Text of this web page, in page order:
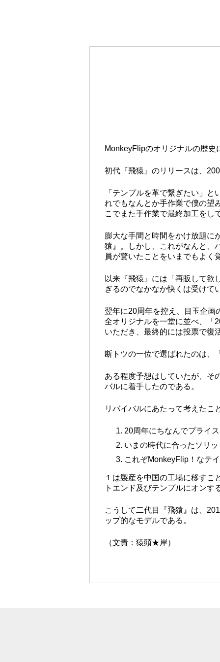
MonkeyFlipのオリジナルの歴史
初代『飛猿』のリリースは、
「テンプルを革で繋ぎたい」
れでもなんとか手作業で僕の望
こでまた手作業で最終加工をし
膨大な手間と時間をかけ放題に
猿』。しかし、これがなんと、
員が驚いたことをいまでもよく
以来『飛猿』には「再販して欲
ぎるのでなかなか快くは受けて
翌年に20周年を控え、目玉企画
全オリジナルを一堂に並べ、「
いただき、最終的には投票で復
断トツの一位で選ばれたのは、
ある程度予想はしていたが、そ
バルに着手したのである。
リバイバルにあたって考えたこ
20周年にちなんでプライ
いまの時代に合ったソリ
これぞMonkeyFlip！なテ
１は製産を中国の工場に移すこ
トエンド及びテンプルにオンす
こうして二代目『飛猿』は、
ップ的なモデルである。
（文責：猿頭★岸）